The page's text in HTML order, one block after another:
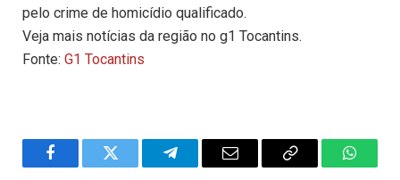
pelo crime de homicídio qualificado.
Veja mais notícias da região no g1 Tocantins.
Fonte: G1 Tocantins
FacebookTwitter TelegramEmail
Copy